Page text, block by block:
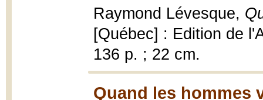
Raymond Lévesque,
[Québec] : Edition de
136 p. ; 22 cm.
Quand les hommes